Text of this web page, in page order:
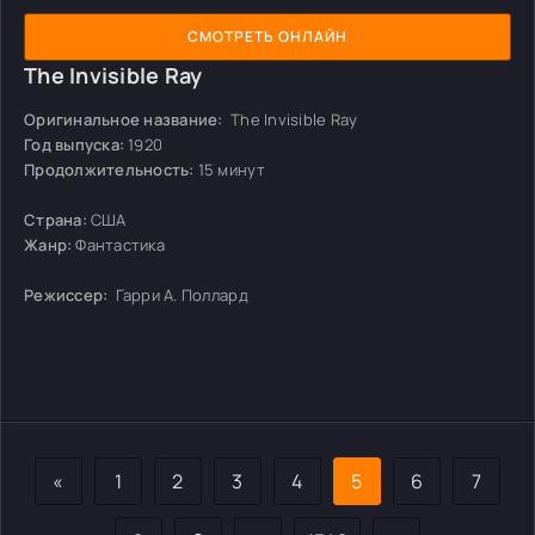
The Invisible Ray
Оригинальное название: The Invisible Ray
Год выпуска: 1920
Продолжительность: 15 минут
Страна: США
Жанр: Фантастика
Режиссер: Гарри А. Поллард
СМОТРЕТЬ ОНЛАЙН
« 1 2 3 4 5 6 7